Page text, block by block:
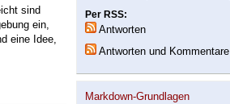
sind
ein,
eine Idee,
Per RSS:
Antworten
Antworten und Kommentare
Markdown-Grundlagen